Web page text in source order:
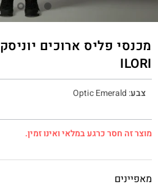
ILORI
צבע:
Optic Emerald
מוצר זה חסר כרגע במלאי ואינו זמין.
מאפיינים